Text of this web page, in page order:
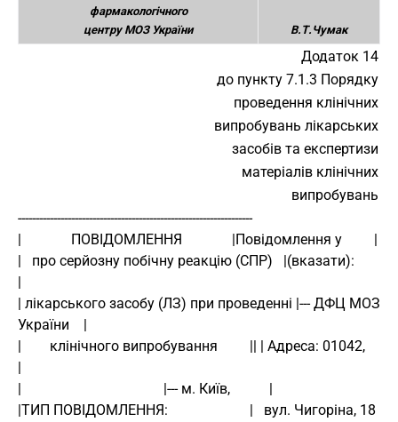
фармакологічного
центру МОЗ України
В.Т.Чумак
Додаток 14
до пункту 7.1.3 Порядку
проведення клінічних
випробувань лікарських
засобів та експертизи
матеріалів клінічних
випробувань
------------------------------------------------------------------
|   про серйозну побічну реакцію (СПР)   |(вказати):
|
| лікарського засобу (ЛЗ) при проведенні |--- ДФЦ МОЗ
України    |
|        клінічного випробування         || | Адреса: 01042,
|
|                                        |--- м. Київ,           |
|ТИП ПОВІДОМЛЕННЯ:                       |   вул. Чигоріна, 18